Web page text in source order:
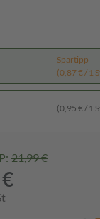
Spartipp
(0,87 € / 1
(0,95 € / 1
21,99 €